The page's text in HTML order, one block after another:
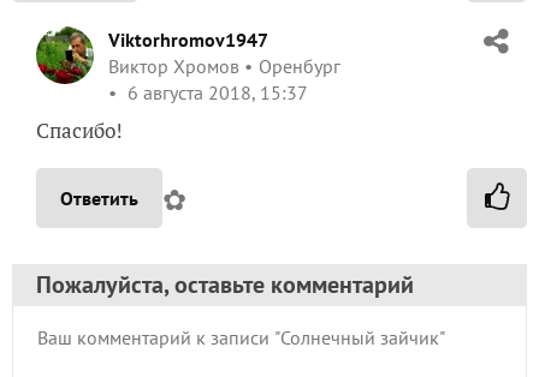
Viktorhromov1947
Виктор Хромов
Оренбург
6 августа 2018, 15:37
Спасибо!
Ответить ✿
Пожалуйста, оставьте комментарий